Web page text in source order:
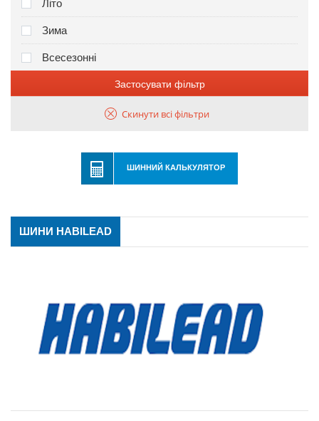
Літо
Зима
Всесезонні
Застосувати фільтр
Скинути всі фільтри
ШИННИЙ КАЛЬКУЛЯТОР
ШИНИ HABILEAD